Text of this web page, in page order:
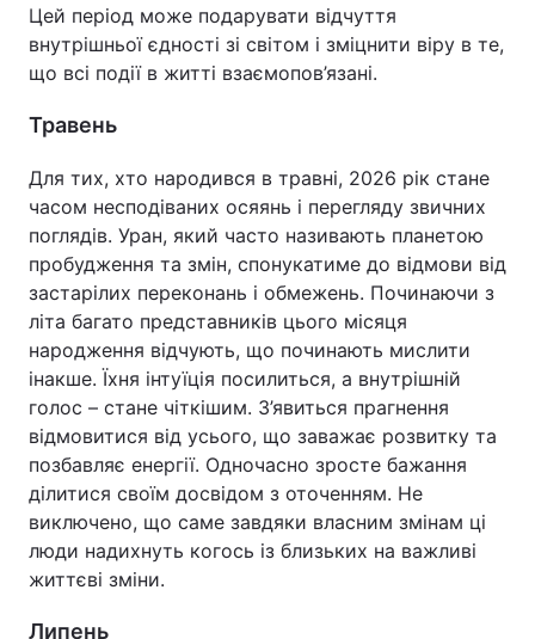
Цей період може подарувати відчуття
внутрішньої єдності зі світом і зміцнити віру в те,
що всі події в житті взаємопов’язані.
Травень
Для тих, хто народився в травні, 2026 рік стане
часом несподіваних осяянь і перегляду звичних
поглядів. Уран, який часто називають планетою
пробудження та змін, спонукатиме до відмови від
застарілих переконань і обмежень. Починаючи з
літа багато представників цього місяця
народження відчують, що починають мислити
інакше. Їхня інтуїція посилиться, а внутрішній
голос – стане чіткішим. З’явиться прагнення
відмовитися від усього, що заважає розвитку та
позбавляє енергії. Одночасно зросте бажання
ділитися своїм досвідом з оточенням. Не
виключено, що саме завдяки власним змінам ці
люди надихнуть когось із близьких на важливі
життєві зміни.
Липень